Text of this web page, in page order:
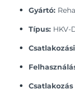
Gyártó:
Típus: HKV-